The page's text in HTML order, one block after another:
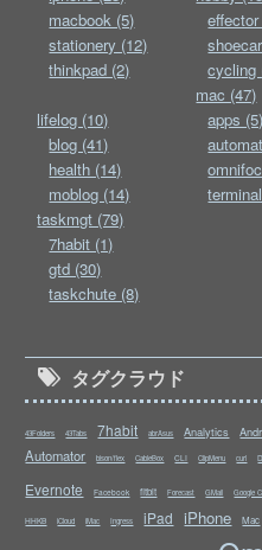
macbook (5)
stationery (12)
thinkpad (2)
cycling
lifelog (10)
blog (41)
health (14)
moblog (14)
mac (47)
apps (5)
taskmgt (79)
7habit (1)
gtd (30)
taskchute (8)
タグクラウド
43Folders 43Tabs 7habit abrAsus Analytics
Automator bison/flex CableBox CLI ClipMenu curl
Evernote Facebook fitbit Forecast GMail Google
HHKB iCloud iMac Ingress iPad iPhone Mac